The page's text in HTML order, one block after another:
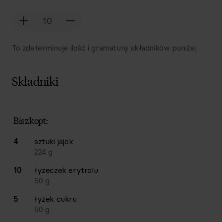
To zdeterminuje ilość i gramaturę składników poniżej.
Składniki
Biszkopt:
4 sztuki jajek
224g
10
łyżeczek erytrolu
50 g
5
łyżek cukru
50 g